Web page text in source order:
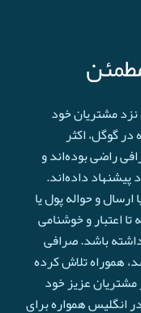
نزد مشتریان خود
گوگل، اکثر
راضی بوده‌اند و
پیشنهاد داده‌اند.
و حواله پول یا
اعتبار و خوشنامی
باشد. صرافی
هموراه تلاش کرده
مشتریان عزیز خود
انگلیس همواره برای